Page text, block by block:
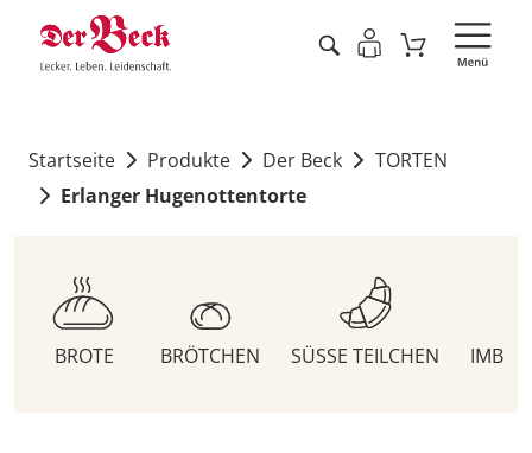
Startseite Produkte Der Beck
TORTEN
Erlanger Hugenottentorte
BROTE BRÖTCHEN SÜSSE TEILCHEN